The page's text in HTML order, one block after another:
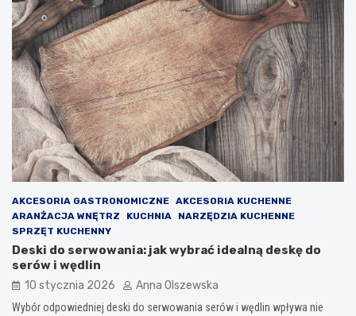
AKCESORIA GASTRONOMICZNE AKCESORIA KUCHENNE
ARANŻACJA WNĘTRZ
KUCHNIA
NARZĘDZIA KUCHENNE
SPRZĘT KUCHENNY
Deski do serwowania: jak wybrać idealną deskę do
serów i wędlin
10 stycznia 2026 Anna Olszewska
Wybór odpowiedniej deski do serwowania serów i wędlin wpływa nie